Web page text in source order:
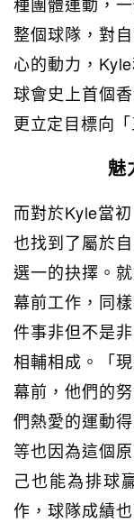
整個球隊，對
心的動力，
球會史上首個
更立定目標向
魅
而對於Kyle當
也找到了屬於
選一的抉擇。
幕前工作，同
件事非但不是
相輔相成。「
幕前，他們的
們熱愛的運動
等也因為這個
己也能為排球
作，球隊成績